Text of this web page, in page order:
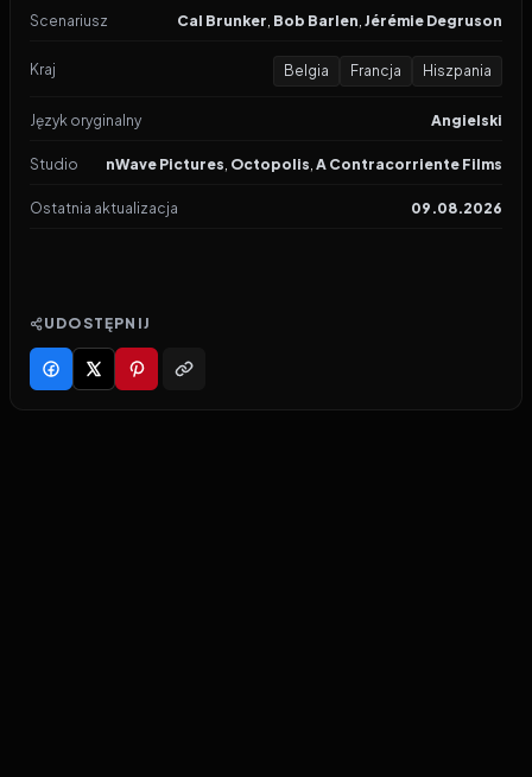
Scenariusz Cal Brunker, Bob Barlen, Jérémie Degruson
Kraj Belgia Francja Hiszpania
Język oryginalny Angielski
Studio nWave Pictures, Octopolis, A Contracorriente Films
Ostatnia aktualizacja 09.08.2026
UDOSTĘPNIJ